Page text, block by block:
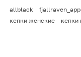
allblack
кепки женские